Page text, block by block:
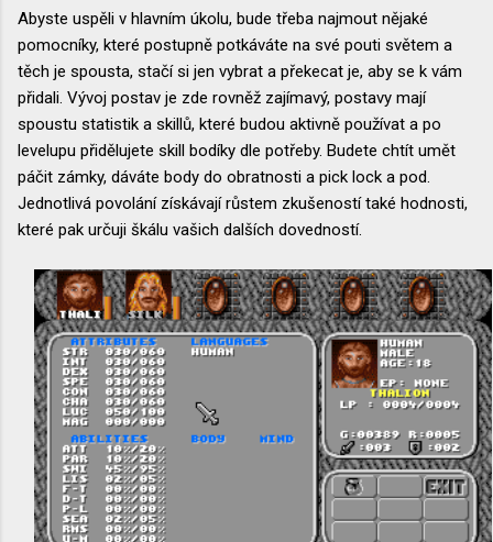
Abyste uspěli v hlavním úkolu, bude třeba najmout nějaké
pomocníky, které postupně potkáváte na své pouti světem a
těch je spousta, stačí si jen vybrat a překecat je, aby se k vám
přidali. Vývoj postav je zde rovněž zajímavý, postavy mají
spoustu statistik a skillů, které budou aktivně používat a po
levelupu přidělujete skill bodíky dle potřeby. Budete chtít umět
páčit zámky, dáváte body do obratnosti a pick lock a pod.
Jednotlivá povolání získávají růstem zkušeností také hodnosti,
které pak určuji škálu vašich dalších dovedností.